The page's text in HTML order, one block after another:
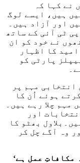
نے کہا کہ
ہیں، ایسے لوگ
اور آزاد ہیں۔
ٹی آئی کے ساتھ
نے خود کو ان
کا اظہار
پارٹی کو
مہم پر
ہوئے اُن کا
مہم چلا رہے ہیں۔
اور
بھٹو کا
وہ آگے چل کر
مکافاتِ عمل ہے‘